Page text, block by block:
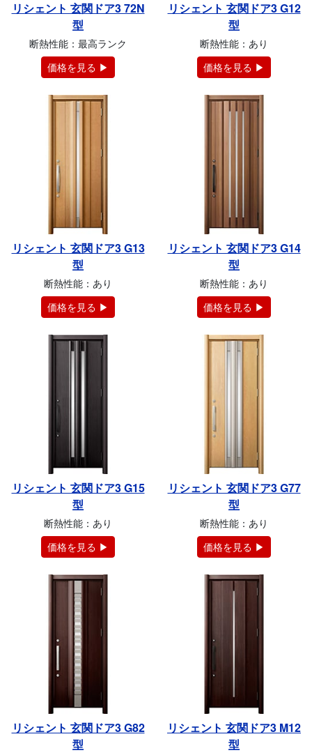
リシェント 玄関ドア3 72N
型
断熱性能：最高ランク
価格を見る ▶
リシェント 玄関ドア3 G12
型
断熱性能：あり
価格を見る ▶
リシェント 玄関ドア3 G13
型
断熱性能：あり
価格を見る ▶
リシェント 玄関ドア3 G14
型
断熱性能：あり
価格を見る ▶
リシェント 玄関ドア3 G15
型
断熱性能：あり
価格を見る ▶
リシェント 玄関ドア3 G77
型
断熱性能：あり
価格を見る ▶
リシェント 玄関ドア3 G82
型
リシェント 玄関ドア3 M12
型